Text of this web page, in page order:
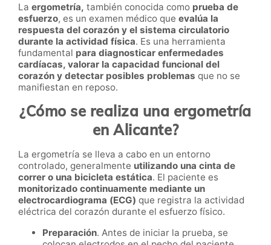
La ergometría, también conocida como prueba de
esfuerzo, es un examen médico que evalúa la
respuesta del corazón y el sistema circulatorio
durante la actividad física. Es una herramienta
fundamental para diagnosticar enfermedades
cardíacas, valorar la capacidad funcional del
corazón y detectar posibles problemas que no se
manifiestan en reposo.
¿Cómo se realiza una ergometría
en Alicante?
La ergometría se lleva a cabo en un entorno
controlado, generalmente utilizando una cinta de
correr o una bicicleta estática. El paciente es
monitorizado continuamente mediante un
electrocardiograma (ECG) que registra la actividad
eléctrica del corazón durante el esfuerzo físico.
Preparación. Antes de iniciar la prueba, se